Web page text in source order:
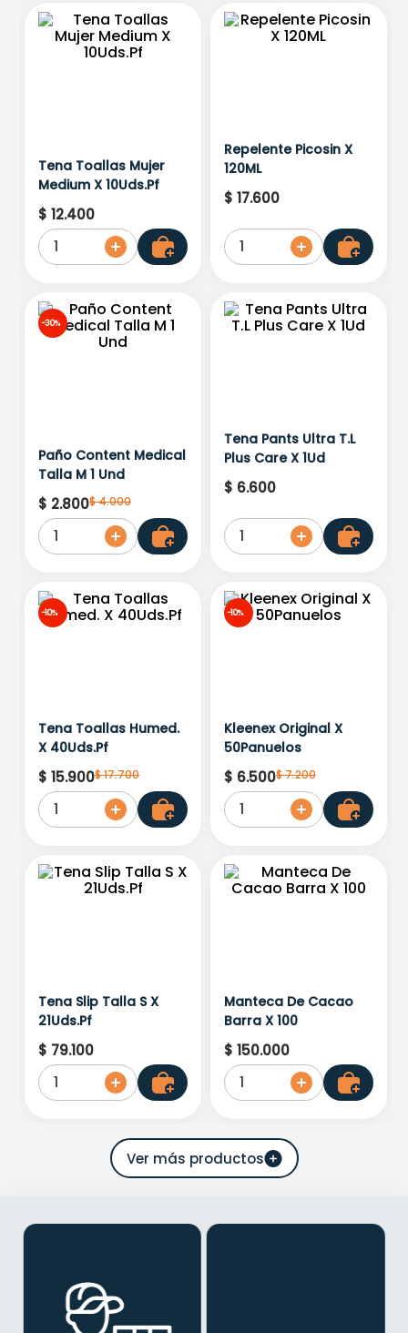
Tena Toallas Mujer
Medium X 10Uds.Pf
$ 12.400
1
Repelente Picosin X
120ML
$ 17.600
1
-30%
Paño Content Medical
Talla M 1 Und
$ 2.800$4.000
1
Tena Pants Ultra T.L
Plus Care X 1Ud
$ 6.600
1
-10%
Tena Toallas Humed.
X 40Uds.Pf
$ 15.900$17.700
1
-10%
Kleenex Original X
50Panuelos
$ 6.500$7.200
1
Tena Slip Talla S X
21Uds.Pf
$ 79.100
1
Manteca De Cacao
Barra X 100
$ 150.000
1